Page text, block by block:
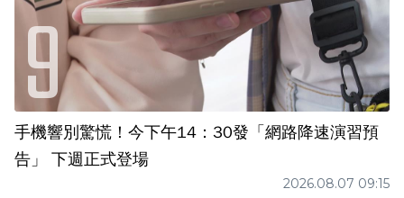
手機響別驚慌！今下午14：30發「網路降速演習預
告」 下週正式登場
2026.08.07 09:15